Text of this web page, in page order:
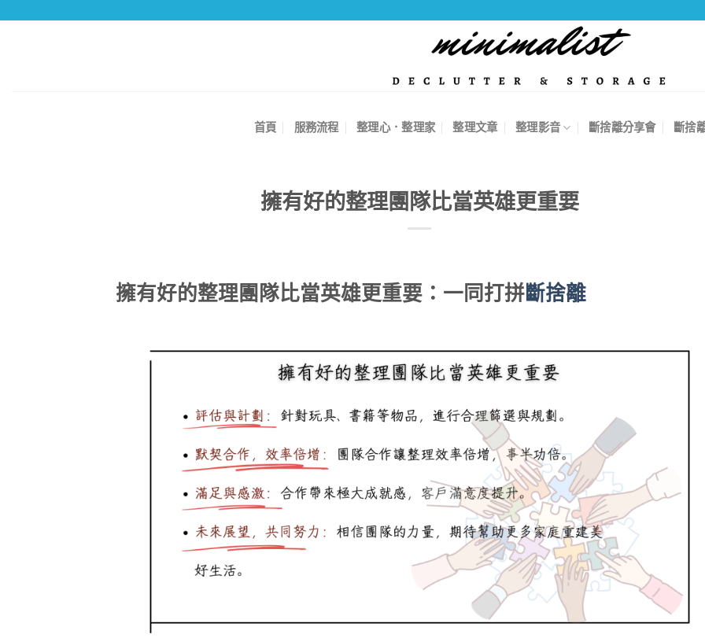
首頁 服務流程 整理心．整理家 整理文章 整理影音 斷捨離分享會 斷捨
擁有好的整理團隊比當英雄更重要
擁有好的整理團隊比當英雄更重要：一同打拼斷捨離